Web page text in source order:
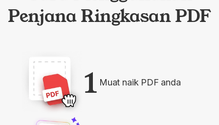
Penjana Ringkasan PDF
1 Muat naik PDF anda